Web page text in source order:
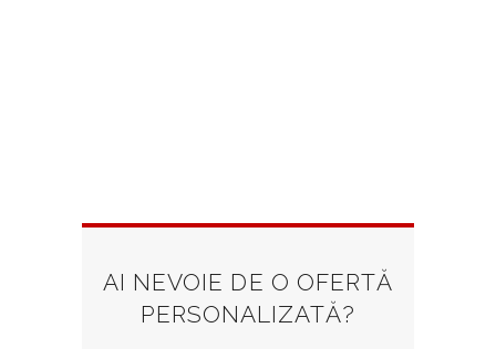
AI NEVOIE DE O OFERTĂ
PERSONALIZATĂ?